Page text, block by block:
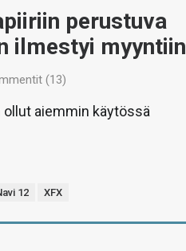
perustuva
ilmestyi myyntiin
(13)
aiemmin käytössä
12 XFX